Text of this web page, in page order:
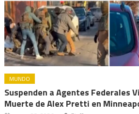
MUNDO
Suspenden a Agentes Federales
Muerte de Alex Pretti en